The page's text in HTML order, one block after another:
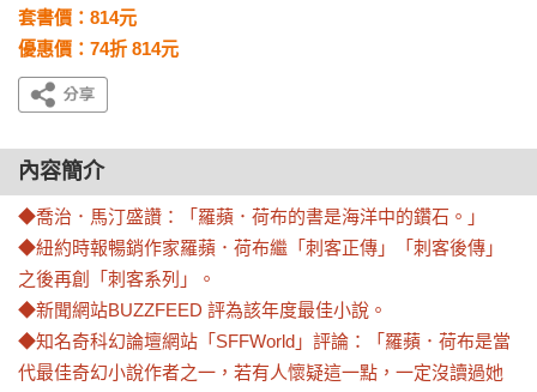
套書價：814元
優惠價：74折 814元
內容簡介
◆喬治．馬汀盛讚：「羅蘋．荷布的書是海洋中的鑽石。」
◆紐約時報暢銷作家羅蘋．荷布繼「刺客正傳」「刺客後傳」
之後再創「刺客系列」。
◆新聞網站BUZZFEED 評為該年度最佳小說。
◆知名奇科幻論壇網站「SFFWorld」評論：「羅蘋．荷布是當
代最佳奇幻小說作者之一，若有人懷疑這一點，一定沒讀過她